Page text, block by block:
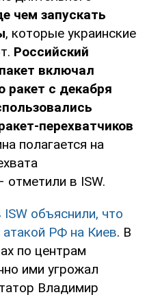
чем запускать
, которые украинские
Российский
включал
ракет с декабря
перехватчиков
полагается на
отметили в ISW.
ISW объяснили, что
атакой РФ на Киев. В
по центрам
ими угрожал
Владимир